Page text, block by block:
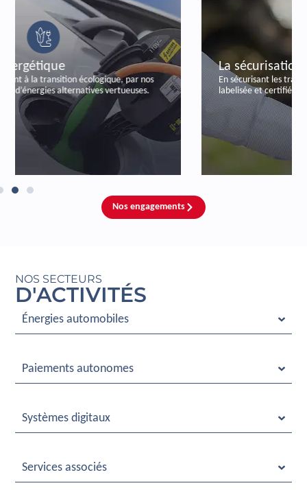
La sécurisation bancaire
En sécurisant les transactions bancaires, par notre offre
labelisée et certifiée de paiements autonomes.
Nos engagements
NOS SECTEURS
D'ACTIVITÉS
Énergies automobiles
Paiements autonomes
Systèmes digitaux
Services associés